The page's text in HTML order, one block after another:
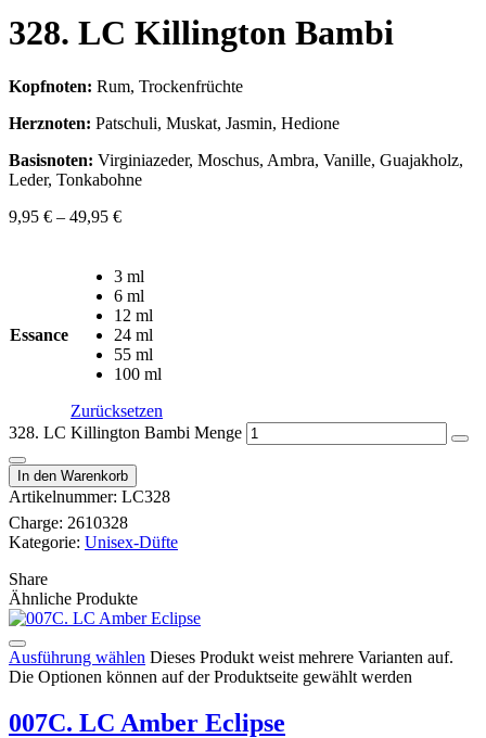
328. LC Killington Bambi
Kopfnoten: Rum, Trockenfrüchte
Herznoten: Patschuli, Muskat, Jasmin, Hedione
Basisnoten: Virginiazeder, Moschus, Ambra, Vanille, Guajakholz,
Leder, Tonkabohne
9,95 € – 49,95 €
Essance
3 ml
6 ml
12 ml
24 ml
55 ml
100 ml
Zurücksetzen
328. LC Killington Bambi Menge
In den Warenkorb
Artikelnummer: LC328
Charge: 2610328
Kategorie: Unisex-Düfte
Share
Ähnliche Produkte
Ausführung wählen Dieses Produkt weist mehrere Varianten auf.
Die Optionen können auf der Produktseite gewählt werden
007C. LC Amber Eclipse